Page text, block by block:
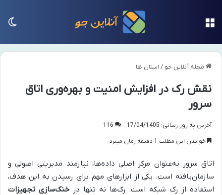
مجله آنلاین جو / استان ها
نقش رک در افزایش امنیت و بهره‌وری اتاق
سرور
آخرین به روز رسانی: 17/04/1405
116
خواندن این مطلب 1 دقیقه زمان میبرد
اتاق سرور به‌عنوان مرکز اصلی داده‌ها، نیازمند مدیریتی اصولی و
سازمان‌یافته است. یکی از ابزارهای مهم برای رسیدن به این هدف،
استفاده از رک شبکه است. رک‌ها نه تنها در خنک‌سازی تجهیزات